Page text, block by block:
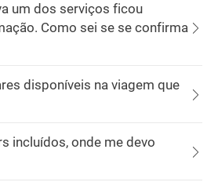
um dos serviços ficou
Como sei se se confirma
disponíveis na viagem que
incluídos, onde me devo